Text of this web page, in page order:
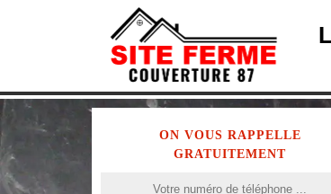
ON VOUS RAPPELLE
GRATUITEMENT